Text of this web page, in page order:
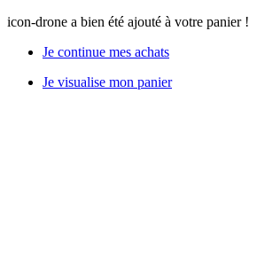
icon-drone a bien été ajouté à votre panier !
Je continue mes achats
Je visualise mon panier